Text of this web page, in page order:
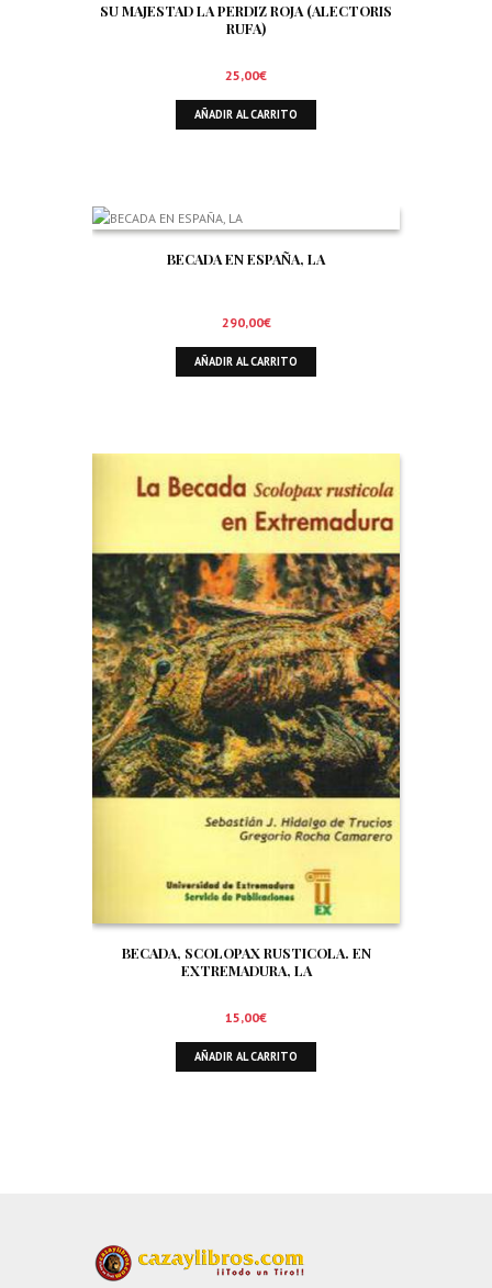
SU MAJESTAD LA PERDIZ ROJA (ALECTORIS
RUFA)
25,00€
AÑADIR AL CARRITO
BECADA EN ESPAÑA, LA
290,00€
AÑADIR AL CARRITO
BECADA, SCOLOPAX RUSTICOLA. EN
EXTREMADURA, LA
15,00€
AÑADIR AL CARRITO